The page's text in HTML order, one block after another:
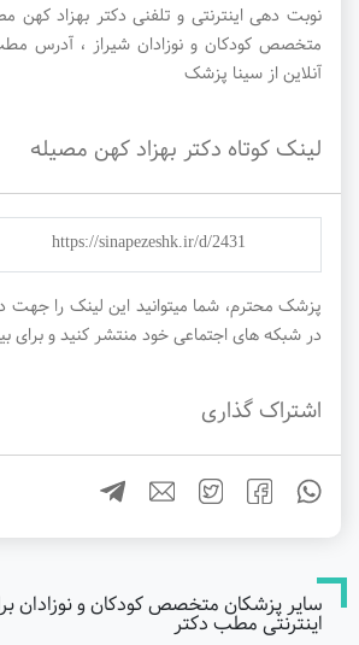
نوبت دهی اینترنتی و تلفنی دکتر بهزاد کهن
متخصص کودکان و نوزادان شیراز ، آدرس
آنلاین از سینا پزشک
لینک کوتاه دکتر بهزاد کهن مصیله
https://sinapezeshk.ir/d/2431
پزشک محترم، شما میتوانید این لینک را جهت
در شبکه های اجتماعی خود منتشر کنید و برای
اشتراک گذاری
سایر پزشکان متخصص کودکان و نوزادان
اینترنتی مطب دکتر